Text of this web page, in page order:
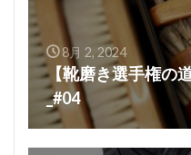
8月 2, 2024
【靴磨き選手権の
_#04